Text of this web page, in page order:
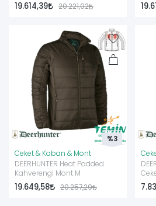
19.614,39 20.221,02
Ceket & Kaban & Mont
DEERHUNTER Heat Padded
Kahverengi Mont M
19.649,58 20.257,29
%3